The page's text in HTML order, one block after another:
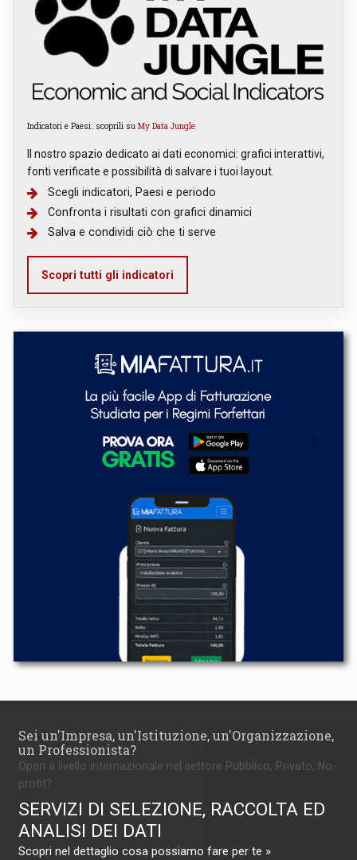
Indicatori e Paesi: scoprili su My Data Jungle
Il nostro spazio dedicato ai dati economici: grafici interattivi,
fonti verificate e possibilità di salvare i tuoi layout.
Scegli indicatori, Paesi e periodo
Confronta i risultati con grafici dinamici
Salva e condividi ciò che ti serve
Scopri tutti gli indicatori
Sei un'Impresa, un'Istituzione, un'Organizzazione,
un Professionista?
Operi a livello internazionale nel settore Pubblico, Privato, No-
profit?
SERVIZI DI SELEZIONE, RACCOLTA ED
ANALISI DEI DATI
Scopri nel dettaglio cosa possiamo fare per te »